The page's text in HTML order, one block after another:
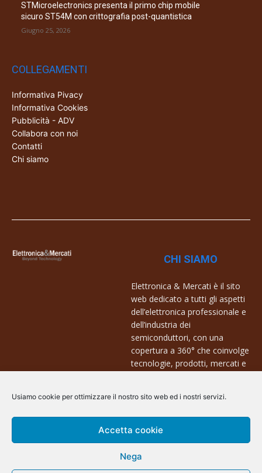
Usiamo cookie per ottimizzare il nostro sito web ed i nostri servizi.
Accetta cookie
Nega
STMicroelectronics presenta il primo chip mobile
sicuro ST54M con crittografia post-quantistica
Giugno 25, 2026
COLLEGAMENTI
Informativa Pivacy
Informativa Cookies
Pubblicità - ADV
Collabora con noi
Contatti
Chi siamo
CHI SIAMO
Elettronica & Mercati è il sito
web dedicato a tutti gli aspetti
dell’elettronica professionale e
dell’industria dei
semiconduttori, con una
copertura a 360° che coinvolge
tecnologie, prodotti, mercati e
Contatti:
info@arscommunication.it